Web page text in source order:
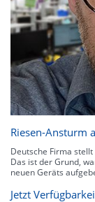
Riesen-Ansturm
Deutsche Firma
Das ist der Grund,
neuen Geräts
Jetzt